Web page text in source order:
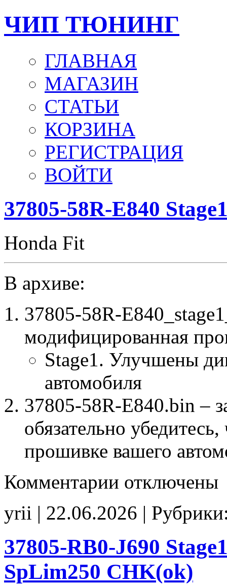
ЧИП ТЮНИНГ
ГЛАВНАЯ
МАГАЗИН
СТАТЬИ
КОРЗИНА
РЕГИСТРАЦИЯ
ВОЙТИ
37805-58R-E840
Honda Fit
В архиве:
37805-58R-
модифицированная
Stage1. Улучшены
автомобиля
37805-58R-E840.bin –
обязательно
прошивке вашего
Комментарии записи
E840
Stage1
отключены
yrii | 22.06.2026 |
37805-RB0-J690
SpLim250 CHK(ok)